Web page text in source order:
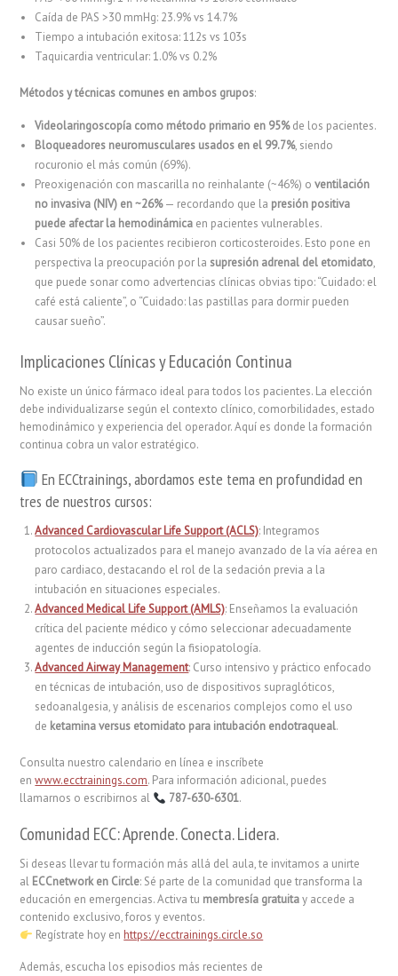
Caída de PAS >30 mmHg: 23.9% vs 14.7%
Tiempo a intubación exitosa: 112s vs 103s
Taquicardia ventricular: 1.0% vs 0.2%
Métodos y técnicas comunes en ambos grupos:
Videolaringoscopía como método primario en 95%de los pacientes.
Bloqueadores neuromusculares usados en el 99.7%, siendo
rocuronio el más común (69%).
Preoxigenación con mascarilla no reinhalante (~46%) oventilación
no invasiva (NIV) en ~26%— recordando que la presión positiva
puede afectar la hemodinámica en pacientes vulnerables.
Casi 50% de los pacientes recibieron corticosteroides. Esto pone en
perspectiva la preocupación por la supresión adrenal del etomidato,
que puede sonar como advertencias clínicas obvias tipo: “Cuidado: el
café está caliente”, o “Cuidado: las pastillas para dormir pueden
causar sueño”.
Implicaciones Clínicas y Educación Continua
No existe un único fármaco ideal para todos los pacientes. La elección
debe individualizarse según el contexto clínico, comorbilidades, estado
hemodinámico y experiencia del operador. Aquí es donde la formación
continua cobra un valor estratégico.
En ECCtrainings, abordamos este tema en profundidad en
tres de nuestros cursos:
Advanced Cardiovascular Life Support (ACLS): Integramos
protocolos actualizados para el manejo avanzado de la vía aérea en
paro cardiaco, destacando el rol de la sedación previa a la
intubación en situaciones especiales.
Advanced Medical Life Support (AMLS): Enseñamos la evaluación
crítica del paciente médico y cómo seleccionar adecuadamente
agentes de inducción según la fisiopatología.
Advanced Airway Management: Curso intensivo y práctico enfocado
en técnicas de intubación, uso de dispositivos supraglóticos,
sedoanalgesia, y análisis de escenarios complejos como el uso
de ketamina versus etomidato para intubación endotraqueal.
Consulta nuestro calendario en línea e inscríbete
enwww.ecctrainings.com. Para información adicional, puedes
llamarnos o escribirnos al
787-630-6301.
Comunidad ECC: Aprende. Conecta. Lidera.
Si deseas llevar tu formación más allá del aula, te invitamos a unirte
al ECCnetwork en Circle: Sé parte de la comunidad que transforma la
educación en emergencias. Activa tu membresía gratuitay accede a
contenido exclusivo, foros y eventos.
Regístrate hoy enhttps://ecctrainings.circle.so
Además, escucha los episodios más recientes de